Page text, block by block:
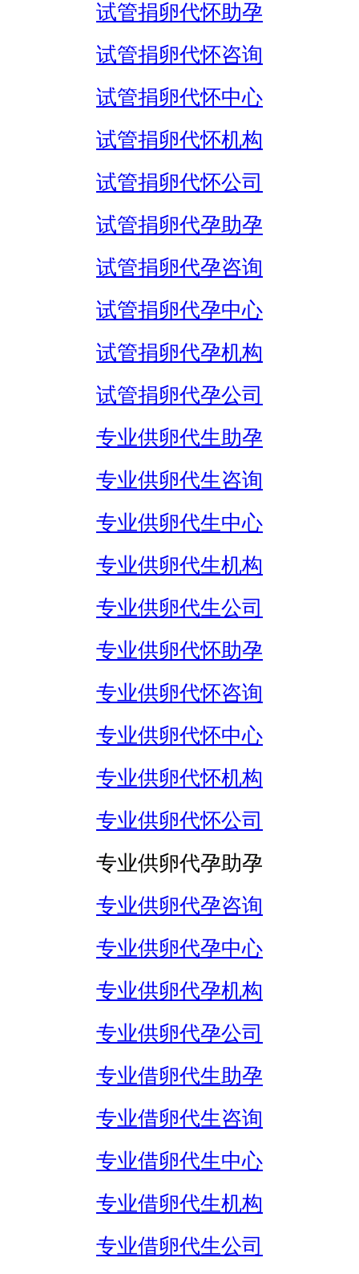
试管捐卵代怀助孕
试管捐卵代怀咨询
试管捐卵代怀中心
试管捐卵代怀机构
试管捐卵代怀公司
试管捐卵代孕助孕
试管捐卵代孕咨询
试管捐卵代孕中心
试管捐卵代孕机构
试管捐卵代孕公司
专业供卵代生助孕
专业供卵代生咨询
专业供卵代生中心
专业供卵代生机构
专业供卵代生公司
专业供卵代怀助孕
专业供卵代怀咨询
专业供卵代怀中心
专业供卵代怀机构
专业供卵代怀公司
专业供卵代孕助孕
专业供卵代孕咨询
专业供卵代孕中心
专业供卵代孕机构
专业供卵代孕公司
专业借卵代生助孕
专业借卵代生咨询
专业借卵代生中心
专业借卵代生机构
专业借卵代生公司